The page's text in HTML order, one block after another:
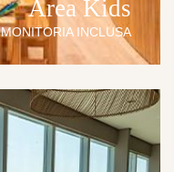
Área Kids
MONITORIA INCLUSA